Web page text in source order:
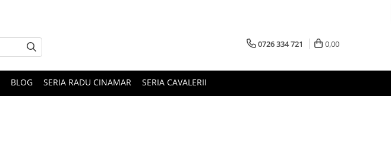
0726 334 721 0,00
BLOG SERIA RADU CINAMAR SERIA CAVALERII